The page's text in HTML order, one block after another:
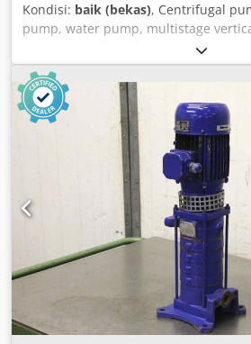
Kondisi: baik (bekas), Centrifugal
pump, water pump, multistage
Voltage: 380-415 V 690 W - Max. flow
head: 36/46 m - Max. pressure: 6 bar
Ahyef - Max. temperature: 90 °C -
2 units - Dimensions: 400/143/H203